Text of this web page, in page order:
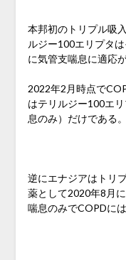
本邦初のトリプル吸
ルジー100エリプタ
に気管支喘息に適応
2022年2月時点で
はテリルジー100エ
息のみ）だけである。
逆にエナジアはトリ
薬として2020年8月
喘息のみでCOPDには